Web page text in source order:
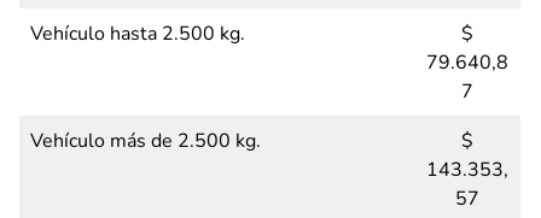
Vehículo hasta 2.500 kg.
$
79.640,8
7
Vehículo más de 2.500 kg.
$
143.353,
57